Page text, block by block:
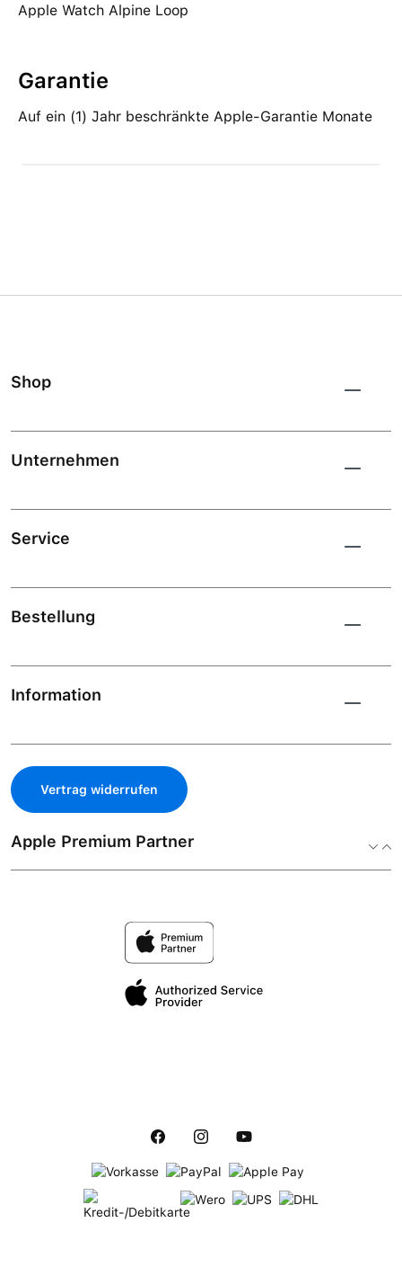
Apple Watch Alpine Loop
Garantie
Auf ein (1) Jahr beschränkte Apple-Garantie Monate
Shop
Unternehmen
Service
Bestellung
Information
Vertrag widerrufen
Apple Premium Partner